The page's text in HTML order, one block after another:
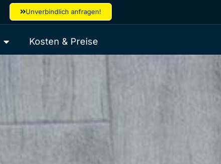
Unverbindlich anfragen!
Kosten & Preise